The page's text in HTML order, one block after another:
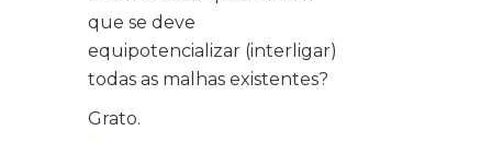
que se deve
equipotencializar (interligar)
todas as malhas existentes?
Grato.